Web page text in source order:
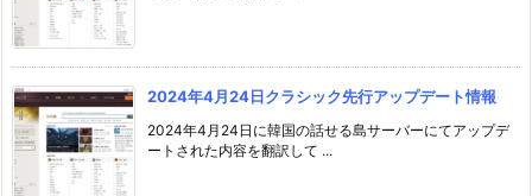
2024年4月24日クラシック先行アップデート情報
2024年4月24日に韓国の話せる島サーバーにてアップデ
ートされた内容を翻訳して ...